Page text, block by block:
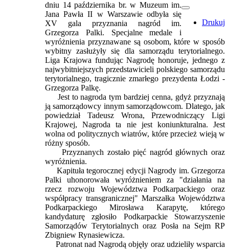
Drukuj
dniu 14 października br. w Muzeum im.
Jana Pawła II w Warszawie odbyła się
XV gala przyznania nagród im.
Grzegorza Palki. Specjalne medale i
wyróżnienia przyznawane są osobom, które w sposób
wybitny zasłużyły się dla samorządu terytorialnego.
Liga Krajowa fundując Nagrodę honoruje, jednego z
najwybitniejszych przedstawicieli polskiego samorządu
terytorialnego, tragicznie zmarłego prezydenta Łodzi -
Grzegorza Palkę.
Jest to nagroda tym bardziej cenna, gdyż przyznają
ją samorządowcy innym samorządowcom. Dlatego, jak
powiedział Tadeusz Wrona, Przewodniczący Ligi
Krajowej,Nagroda ta nie jest koniunkturalna. Jest
wolna od politycznych wiatrów, które przecież wieją w
różny sposób.
Przyznanych zostało pięć nagród głównych oraz
wyróżnienia.
Kapituła tegorocznej edycji Nagrody im. Grzegorza
Palki uhonorowała wyróżnieniem za "działania na
rzecz rozwoju Województwa Podkarpackiego oraz
współpracy transgranicznej" Marszałka Województwa
Podkarpackiego Mirosława Karapytę, którego
kandydaturę zgłosiło Podkarpackie Stowarzyszenie
Samorządów Terytorialnych oraz Posła na Sejm RP
Zbigniew Rynasiewicza.
Patronat nad Nagrodą objęły oraz udzieliły wsparcia